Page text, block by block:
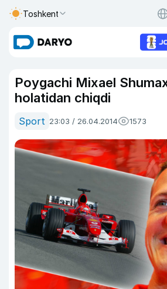
Toshkent
Poygachi Mixael
holatidan chiqdi
Sport 23:03 / 26.04.2014 1573